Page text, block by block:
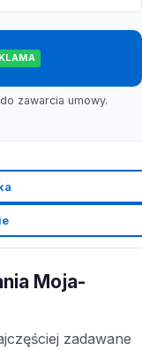
zawarcia umowy.
Moja-
zadawane